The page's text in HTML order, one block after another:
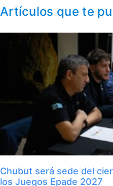
Artículos que te
Chubut será sede del
los Juegos Epade 2027